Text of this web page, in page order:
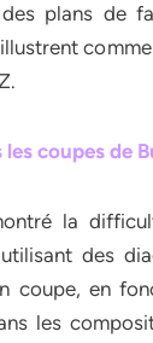
plans de
coupes de
la
des
coupe, en
les